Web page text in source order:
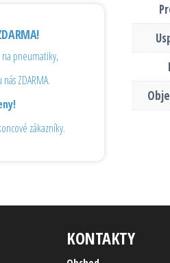
pneumatiky,
ZDARMA.
zákazníky.
KONTAKTY